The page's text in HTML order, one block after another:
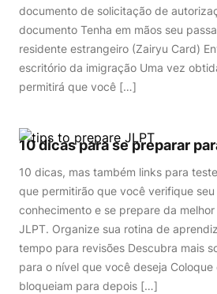
documento de solicitação de
documento Tenha em mãos seu
residente estrangeiro (Zairyu Card)
escritório da imigração Uma vez
permitirá que você […]
10 dicas para se preparar
10 dicas, mas também links para
que permitirão que você verifique
conhecimento e se prepare da
JLPT. Organize sua rotina de
tempo para revisões Descubra mais
para o nível que você deseja
bloqueiam para depois […]